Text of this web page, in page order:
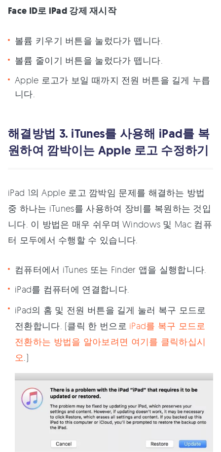
Face ID로 iPad 강제 재시작
볼륨 키우기 버튼을 눌렀다가 뗍니다.
볼륨 줄이기 버튼을 눌렀다가 뗍니다.
Apple 로고가 보일 때까지 전원 버튼을 길게 누릅
니다.
해결방법 3. iTunes를 사용해 iPad를 복
원하여 깜박이는 Apple 로고 수정하기
iPad 1의 Apple 로고 깜박임 문제를 해결하는 방법
중 하나는 iTunes를 사용하여 장비를 복원하는 것입
니다. 이 방법은 매우 쉬우며 Windows 및 Mac 컴퓨
터 모두에서 수행할 수 있습니다.
컴퓨터에서 iTunes 또는 Finder 앱을 실행합니다.
iPad를 컴퓨터에 연결합니다.
iPad의 홈 및 전원 버튼을 길게 눌러 복구 모드로
전환합니다. (클릭 한 번으로 iPad를 복구 모드로
전환하는 방법을 알아보려면 여기를 클릭하십시
오 .)